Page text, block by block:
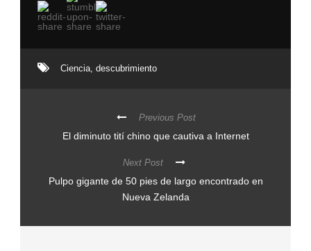
Ciencia descubrimiento
Previous Post
El diminuto tití chino que cautiva a Internet
Next Post
Pulpo gigante de 50 pies de largo encontrado en
Nueva Zelanda